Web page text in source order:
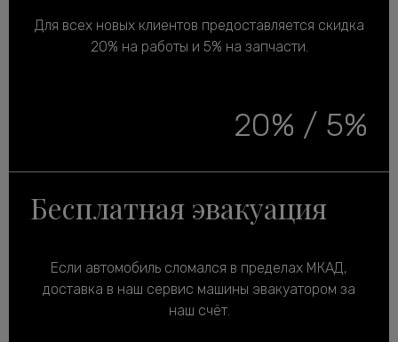
Для всех новых клиентов предоставляется скидка
20% на работы и 5% на запчасти.
20% / 5%
Бесплатная эвакуация
Если автомобиль сломался в пределах МКАД,
доставка в наш сервис машины эвакуатором за
наш счёт.